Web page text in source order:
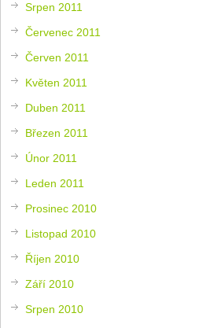
Srpen 2011
Červenec 2011
Červen 2011
Květen 2011
Duben 2011
Březen 2011
Únor 2011
Leden 2011
Prosinec 2010
Listopad 2010
Říjen 2010
Září 2010
Srpen 2010